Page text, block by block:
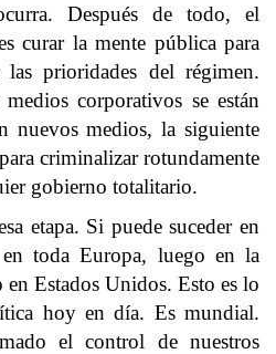
Después de todo, el
curar la mente pública para
prioridades del régimen.
corporativos se están
nuevos medios, la siguiente
criminalizar rotundamente
gobierno totalitario.
etapa. Si puede suceder en
toda Europa, luego en la
Estados Unidos. Esto es lo
hoy en día. Es mundial.
el control de nuestros